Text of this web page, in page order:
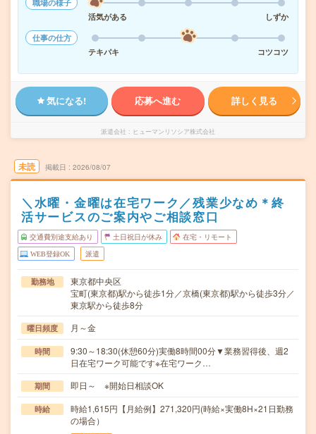
職場の様子
活気がある
しずか
仕事の仕方
テキパキ
コツコツ
気になる! 応募へ進む 詳しく見る
派遣会社 ヒューマンリソシア株式会社
未読 掲載日 2026/08/07
＼水曜・金曜は在宅ワーク／残業少なめ＊終
活サービスのご案内やご相談窓口
交通費別途支給あり 土日祝日が休み 在宅・リモート
WEB登録OK 派遣
勤務地
東京都中央区
宝町(東京都)駅から徒歩1分／京橋(東京都)駅から徒歩3分／
東京駅から徒歩8分
曜日頻度 月～金
時間
9:30～18:30(休憩60分)実働8時間00分▼業務習得後、週2
日在宅ワーク可能です※在宅ワーク…
期間 即日～ ※開始日相談OK
時給
時給1,615円【月給例】271,320円(時給×実働8H×21日勤務
の場合）